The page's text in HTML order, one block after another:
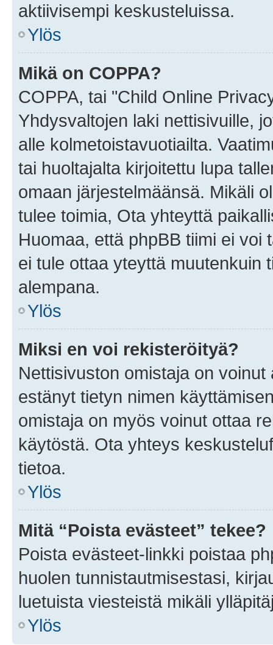
aktiivisempi keskusteluissa.
Ylös
Mikä on COPPA?
COPPA, tai "Child Online
Yhdysvaltojen laki nettisivuille,
alle kolmetoistavuotiailta.
tai huoltajalta kirjoitettu lupa
omaan järjestelmäänsä. Mikäli
tulee toimia, Ota yhteyttä
Huomaa, että phpBB tiimi ei
ei tule ottaa yteyttä muutenkuin
alempana.
Ylös
Miksi en voi rekisteröityä?
Nettisivuston omistaja on
estänyt tietyn nimen
omistaja on myös voinut ottaa
käytöstä. Ota yhteys
tietoa.
Ylös
Mitä “Poista evästeet” tekee?
Poista evästeet-linkki poistaa
huolen tunnistautmisestasi,
luetuista viesteistä mikäli
Ylös